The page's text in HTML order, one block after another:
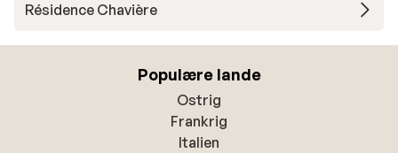
Résidence Chavière
Populære lande
Ostrig
Frankrig
Italien